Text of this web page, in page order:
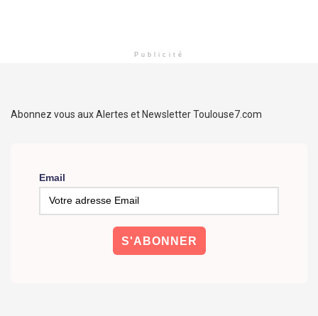
Publicité
Abonnez vous aux Alertes et Newsletter Toulouse7.com
Email